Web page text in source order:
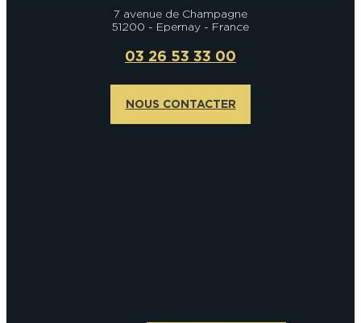
7 avenue de Champagne
51200 - Epernay - France
03 26 53 33 00
NOUS CONTACTER